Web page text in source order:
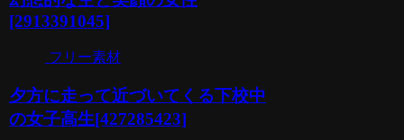
[2913391045]
フリー素材
夕方に走って近づいてくる下校中
の女子高生[427285423]